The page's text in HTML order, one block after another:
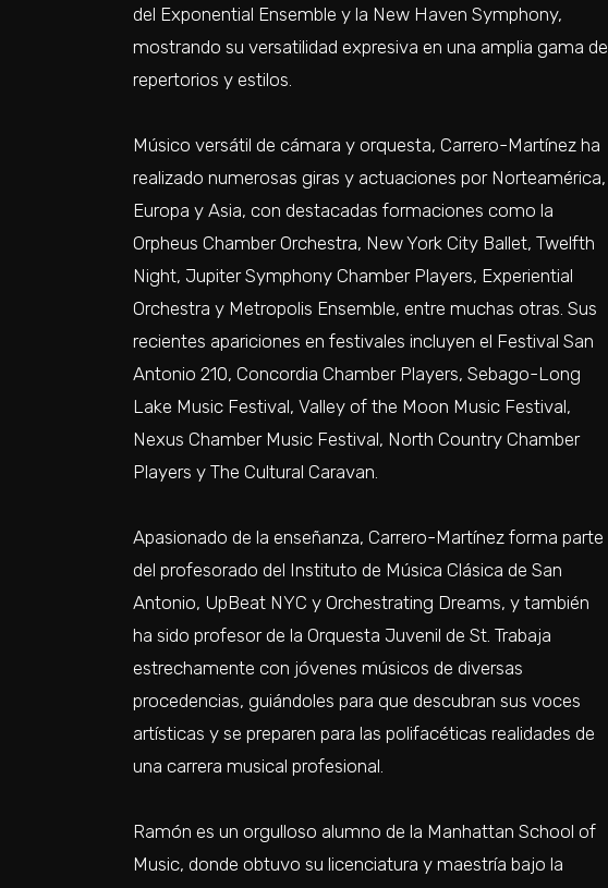
del Exponential Ensemble y la New Haven Symphony,
mostrando su versatilidad expresiva en una amplia gama de
repertorios y estilos.
Músico versátil de cámara y orquesta, Carrero-Martínez ha
realizado numerosas giras y actuaciones por Norteamérica,
Europa y Asia, con destacadas formaciones como la
Orpheus Chamber Orchestra, New York City Ballet, Twelfth
Night, Jupiter Symphony Chamber Players, Experiential
Orchestra y Metropolis Ensemble, entre muchas otras. Sus
recientes apariciones en festivales incluyen el Festival San
Antonio 210, Concordia Chamber Players, Sebago-Long
Lake Music Festival, Valley of the Moon Music Festival,
Nexus Chamber Music Festival, North Country Chamber
Players y The Cultural Caravan.
Apasionado de la enseñanza, Carrero-Martínez forma parte
del profesorado del Instituto de Música Clásica de San
Antonio, UpBeat NYC y Orchestrating Dreams, y también
ha sido profesor de la Orquesta Juvenil de St. Trabaja
estrechamente con jóvenes músicos de diversas
procedencias, guiándoles para que descubran sus voces
artísticas y se preparen para las polifacéticas realidades de
una carrera musical profesional.
Ramón es un orgulloso alumno de la Manhattan School of
Music, donde obtuvo su licenciatura y maestría bajo la